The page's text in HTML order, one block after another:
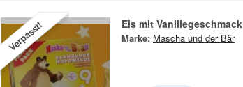
Verpasst! Eis mit Vanillegeschmack
Marke: Mascha und der Bär